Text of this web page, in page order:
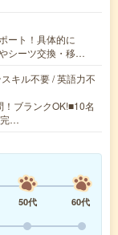
ート！具体的に
シーツ交換・移…
キル不要 / 英語力不
ブランクOK!■10名
完…
50代
60代